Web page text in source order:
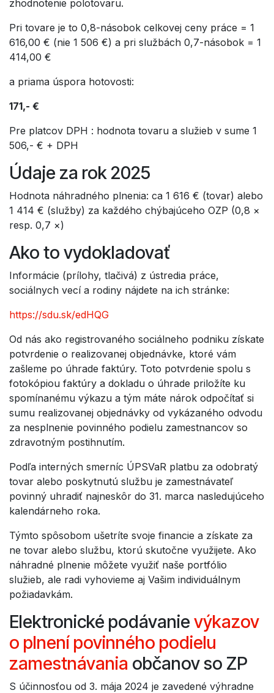
zhodnotenie polotovaru.
Pri tovare je to 0,8-násobok celkovej ceny práce = 1
616,00 € (nie 1 506 €) a pri službách 0,7-násobok = 1
414,00 €
a priama úspora hotovosti:
171,- €
Pre platcov DPH : hodnota tovaru a služieb v sume 1
506,- € + DPH
Údaje za rok 2025
Hodnota náhradného plnenia: ca 1 616 € (tovar) alebo
1 414 € (služby) za každého chýbajúceho OZP (0,8 ×
resp. 0,7 ×)
Ako to vydokladovať
Informácie (prílohy, tlačivá) z ústredia práce,
sociálnych vecí a rodiny nájdete na ich stránke:
https://sdu.sk/edHQG
Od nás ako registrovaného sociálneho podniku získate
potvrdenie o realizovanej objednávke, ktoré vám
zašleme po úhrade faktúry. Toto potvrdenie spolu s
fotokópiou faktúry a dokladu o úhrade priložíte ku
spomínanému výkazu a tým máte nárok odpočítať si
sumu realizovanej objednávky od vykázaného odvodu
za nesplnenie povinného podielu zamestnancov so
zdravotným postihnutím.
Podľa interných smerníc ÚPSVaR platbu za odobratý
tovar alebo poskytnutú službu je zamestnávateľ
povinný uhradiť najneskôr do 31. marca nasledujúceho
kalendárneho roka.
Týmto spôsobom ušetríte svoje financie a získate za
ne tovar alebo službu, ktorú skutočne využijete. Ako
náhradné plnenie môžete využiť naše portfólio
služieb, ale radi vyhovieme aj Vašim individuálnym
požiadavkám.
Elektronické podávanie výkazov
o plnení povinného podielu
zamestnávania občanov so ZP
S účinnosťou od 3. mája 2024 je zavedené výhradne